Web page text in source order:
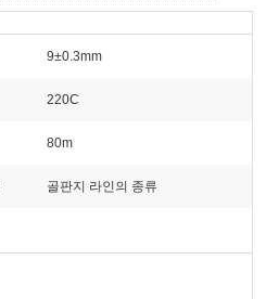
9±0.3mm
220C
80m
골판지 라인의 종류